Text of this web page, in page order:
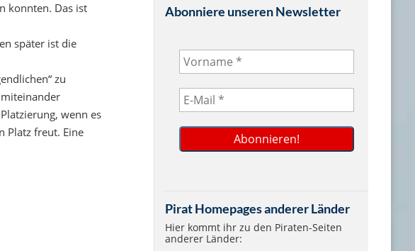
konnten. Das ist
später ist die
zu
wenn es
Platz freut. Eine
Abonniere unseren Newsletter
Pirat Homepages anderer Länder
Hier kommt ihr zu den Piraten-Seiten
anderer Länder: